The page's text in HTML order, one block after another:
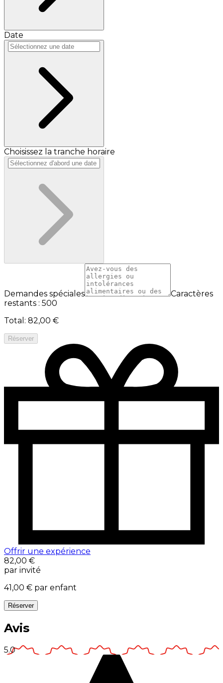
Date
Choisissez la tranche horaire
Demandes spéciales
Caractères
restants : 500
Total : 82,00 €
Réserver
Offrir une expérience
82,00 €
par invité
41,00 € par enfant
Réserver
Avis
5.0